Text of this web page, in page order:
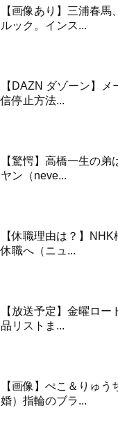
【画像あり】三浦春馬
ルック。インス...
【DAZN ダゾーン】
信停止方法...
【驚愕】高橋一生の
ヤン（neve...
【休職理由は？】
休職へ（ニュ...
【放送予定】金曜ロ
品リストま...
【画像】ぺこ＆りゅ
婚）指輪のブラ...